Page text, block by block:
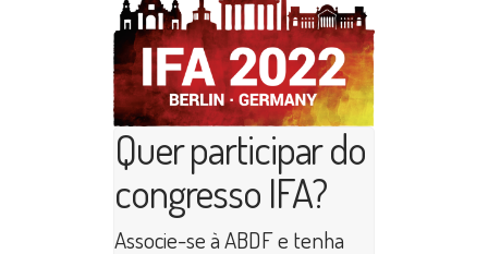
Quer participar do
congresso IFA?
Associe-se à ABDF e tenha